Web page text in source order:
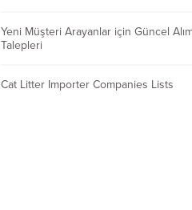
Yeni Müşteri Arayanlar için Güncel
Talepleri
Cat Litter Importer Companies Lists